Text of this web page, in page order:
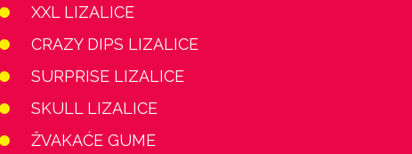
XXL LIZALICE
CRAZY DIPS LIZALICE
SURPRISE LIZALICE
SKULL LIZALICE
ŽVAKAĆE GUME